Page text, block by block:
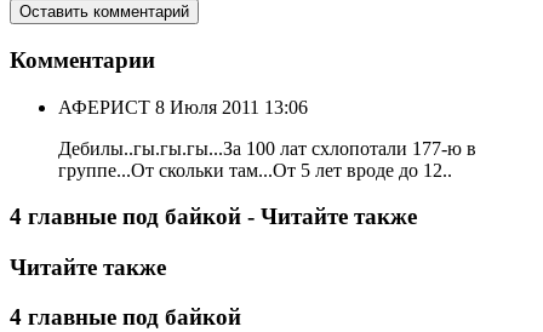
Комментарии
АФЕРИСТ 8 Июля 2011 13:06
Дебилы..гы.гы.гы...За 100 лат схлопотали 177-ю в
группе...От скольки там...От 5 лет вроде до 12..
4 главные под байкой - Читайте также
Читайте также
4 главные под байкой